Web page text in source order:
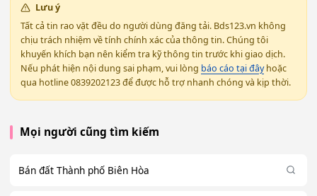
Lưu ý
Tất cả tin rao vặt đều do người dùng đăng tải. Bds123.vn không
chịu trách nhiệm về tính chính xác của thông tin. Chúng tôi
khuyến khích bạn nên kiểm tra kỹ thông tin trước khi giao dịch.
Nếu phát hiện nội dung sai phạm, vui lòng báo cáo tại đâyhoặc
qua hotline 0839202123 để được hỗ trợ nhanh chóng và kịp thời.
Mọi người cũng tìm kiếm
Bán đất Thành phố Biên Hòa